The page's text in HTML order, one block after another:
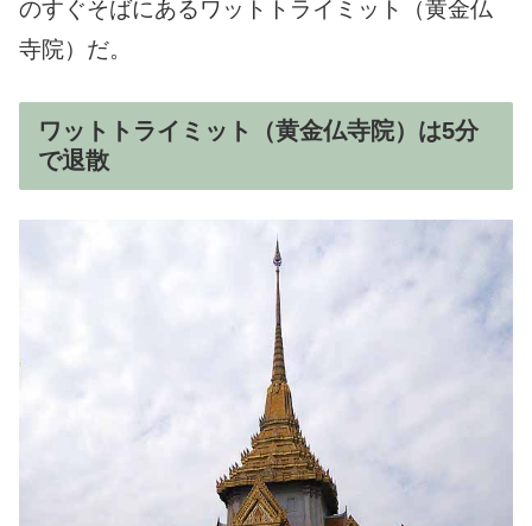
のすぐそばにあるワットトライミット（黄金仏
寺院）だ。
ワットトライミット（黄金仏寺院）は5分
で退散